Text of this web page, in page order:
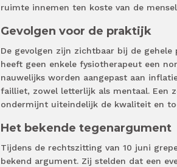
ruimte innemen ten koste van de
Gevolgen voor de praktijk
De gevolgen zijn zichtbaar bij de gehele
heeft geen enkele fysiotherapeut een
nauwelijks worden aangepast aan
failliet, zowel letterlijk als mentaal. Een
ondermijnt uiteindelijk de kwaliteit en
Het bekende tegenargument
Tijdens de rechtszitting van 10 juni
bekend argument. Zij stelden dat een